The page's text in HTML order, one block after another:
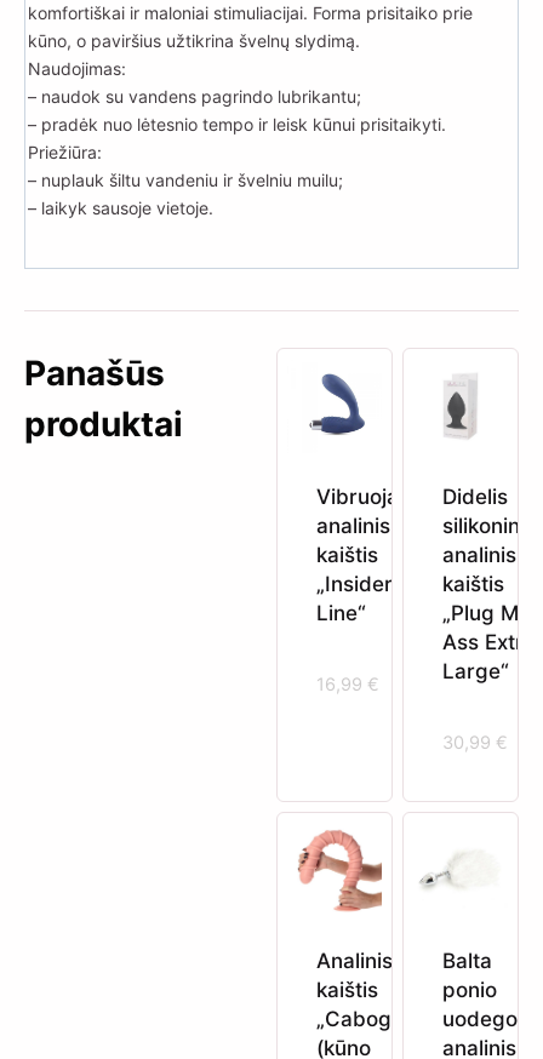
komfortiškai ir maloniai stimuliacijai. Forma prisitaiko prie
kūno, o paviršius užtikrina švelnų slydimą.
Naudojimas:
– naudok su vandens pagrindo lubrikantu;
– pradėk nuo lėtesnio tempo ir leisk kūnui prisitaikyti.
Priežiūra:
– nuplauk šiltu vandeniu ir švelniu muilu;
– laikyk sausoje vietoje.
Panašūs
produktai
Vibruojantis
analinis
kaištis
„Insider
Line“
16,99 €
Didelis
silikoninis
analinis
kaištis
„Plug My
Ass Extra
Large“
30,99 €
Analinis
kaištis
„Cabogira“
(kūno
Balta
ponio
uodegos
analinis